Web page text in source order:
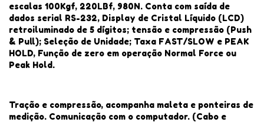
escalas 100Kgf, 220LBf, 980N. Conta com saída de
dados serial RS-232, Display de Cristal Líquido (LCD)
retroiluminado de 5 dígitos; tensão e compressão (Push
& Pull); Seleção de Unidade; Taxa FAST/SLOW e PEAK
HOLD, Função de zero em operação Normal Force ou
Peak Hold.
Tração e compressão, acompanha maleta e ponteiras de
medição. Comunicação com o computador. (Cabo e